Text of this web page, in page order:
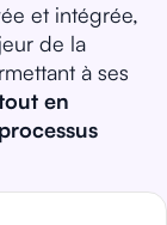
et intégrée,
de la
à ses
en